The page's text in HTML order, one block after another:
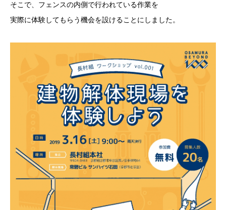
そこで、フェンスの内側で行われている作業を
実際に体験してもらう機会を設けることにしました。